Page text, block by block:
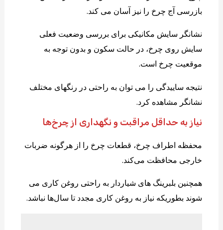
بازرسی آج چرخ را نیز آسان می کند.
نشانگر سایش مکانیکی برای بررسی وضعیت فعلی
سایش روی چرخ، در حالت سکون و بدون توجه به
موقعیت چرخ است.
نتیجه ساییدگی را می توان به راحتی در رنگهای مختلف
نشانگر مشاهده کرد.
نیاز به حداقل مراقبت و نگهداری از چرخ‌ها
محفظه اطراف چرخ، قطعات چرخ را از هرگونه ضربات
خارجی محافظت می‌کند.
همچنین بلبرینگ های شیاردار به راحتی روغن کاری می
شوند بطوریکه نیاز به روغن کاری مجدد تا سال‌ها نباشد.